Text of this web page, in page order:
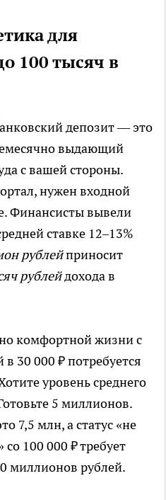
для
100 тысяч в
депозит — это
выдающий
с вашей стороны.
нужен входной
Финансисты вывели
ставке 12–13%
рублейприносит
рублейдохода в
комфортной жизни с
30 000 ₽ потребуется
уровень среднего
5 миллионов.
7,5 млн, а статус «не
100 000 ₽ требует
миллионов рублей.